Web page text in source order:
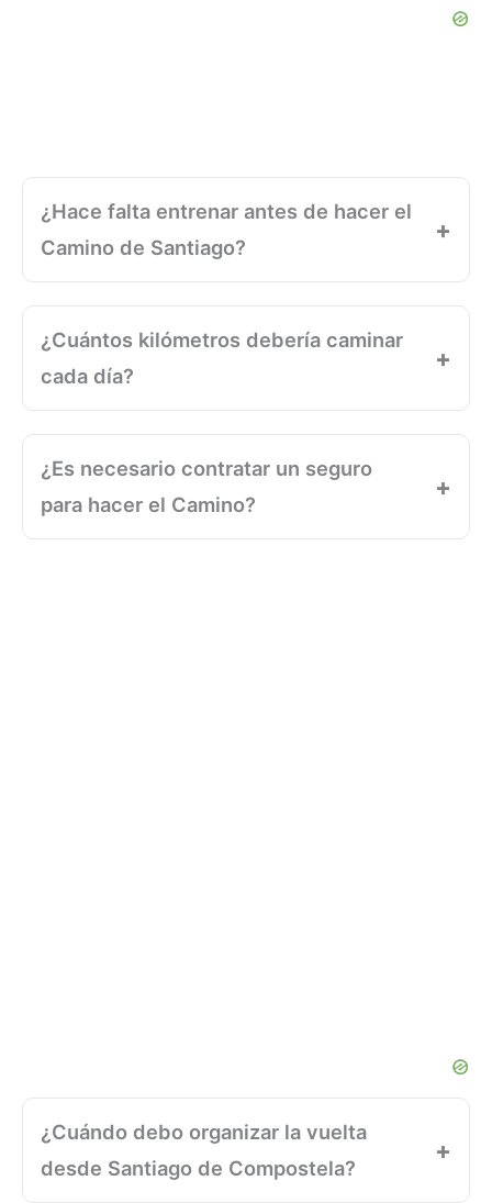
¿Hace falta entrenar antes de hacer el
Camino de Santiago?
¿Cuántos kilómetros debería caminar
cada día?
¿Es necesario contratar un seguro
para hacer el Camino?
¿Cuándo debo organizar la vuelta
desde Santiago de Compostela?